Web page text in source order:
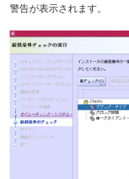
警告が表示されます。